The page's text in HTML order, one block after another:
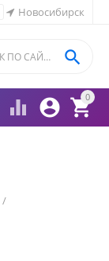
Новосибирск
0




/